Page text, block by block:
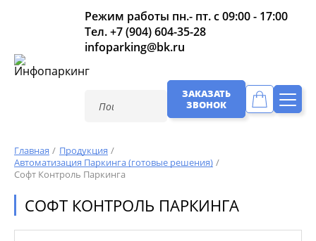
Режим работы пн.- пт. с 09:00 - 17:00
Тел.+7 (904) 604-35-28
infoparking@bk.ru
ЗАКАЗАТЬ
ЗВОНОК
Главная
Продукция
Автоматизация Паркинга (готовые решения)
Софт Контроль Паркинга
СОФТ КОНТРОЛЬ ПАРКИНГА